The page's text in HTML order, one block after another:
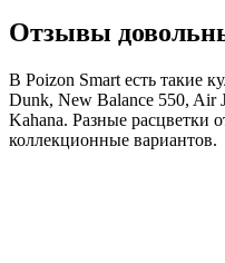
Отзывы
В Poizon Smart есть такие
Dunk, New Balance 550, Air
Kahana. Разные расцветки
коллекционные вариантов.